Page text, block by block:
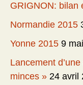
GRIGNON: bilan
Normandie 2015
Yonne 2015 9
Lancement
minces » 24 avril